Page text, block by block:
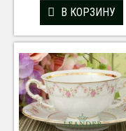
В КОРЗИНУ